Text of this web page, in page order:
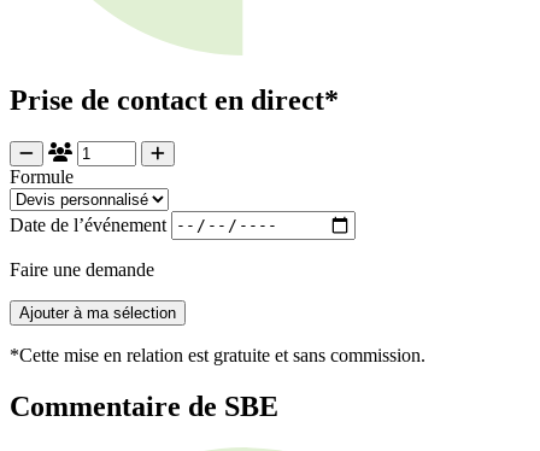
Prise de contact en direct*
Formule
Date de l’événement
Faire une demande
Ajouter à ma sélection
*Cette mise en relation est gratuite et sans commission.
Commentaire de SBE